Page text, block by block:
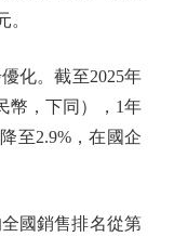
。
化。截至2025年
幣，下同），1年
至2.9%，在國企
國銷售排名從第